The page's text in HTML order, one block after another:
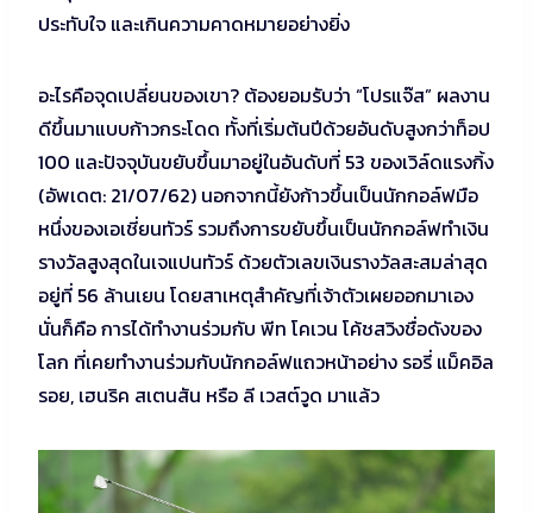
ประทับใจ และเกินความคาดหมายอย่างยิ่ง
อะไรคือจุดเปลี่ยนของเขา? ต้องยอมรับว่า “โปรแจ๊ส” ผลงาน
ดีขึ้นมาแบบก้าวกระโดด ทั้งที่เริ่มต้นปีด้วยอันดับสูงกว่าท็อป
100 และปัจจุบันขยับขึ้นมาอยู่ในอันดับที่ 53 ของเวิล์ดแรงกิ้ง
(อัพเดต: 21/07/62) นอกจากนี้ยังก้าวขึ้นเป็นนักกอล์ฟมือ
หนึ่งของเอเชี่ยนทัวร์ รวมถึงการขยับขึ้นเป็นนักกอล์ฟทำเงิน
รางวัลสูงสุดในเจแปนทัวร์ ด้วยตัวเลขเงินรางวัลสะสมล่าสุด
อยู่ที่ 56 ล้านเยน โดยสาเหตุสำคัญที่เจ้าตัวเผยออกมาเอง
นั่นก็คือ การได้ทำงานร่วมกับ พีท โคเวน โค้ชสวิงชื่อดังของ
โลก ที่เคยทำงานร่วมกับนักกอล์ฟแถวหน้าอย่าง รอรี่ แม็คอิล
รอย, เฮนริค สเตนสัน หรือ ลี เวสต์วูด มาแล้ว